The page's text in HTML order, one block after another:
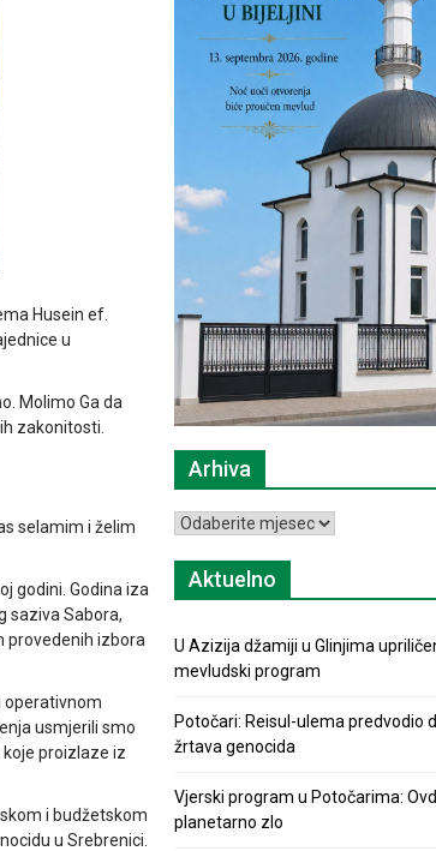
Husein ef.
u
Molimo Ga da
zakonitosti.
selamim i želim
godini. Godina iza
saziva Sabora,
provedenih izbora
operativnom
usmjerili smo
proizlaze iz
i budžetskom
u Srebrenici.
Arhiva
Arhiva
Aktuelno
U Azizija džamiji u Glinjima
mevludski program
Potočari: Reisul-ulema predvodio
žrtava genocida
Vjerski program u Potočarima:
planetarno zlo